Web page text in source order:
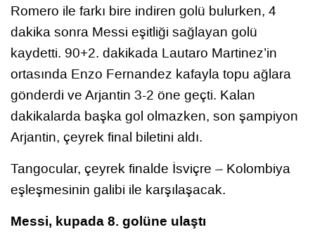
Romero ile farkı bire indiren golü bulurken, 4
dakika sonra Messi eşitliği sağlayan golü
kaydetti. 90+2. dakikada Lautaro Martinez’in
ortasında Enzo Fernandez kafayla topu ağlara
gönderdi ve Arjantin 3-2 öne geçti. Kalan
dakikalarda başka gol olmazken, son şampiyon
Arjantin, çeyrek final biletini aldı.
Tangocular, çeyrek finalde İsviçre – Kolombiya
eşleşmesinin galibi ile karşılaşacak.
Messi, kupada 8. golüne ulaştı